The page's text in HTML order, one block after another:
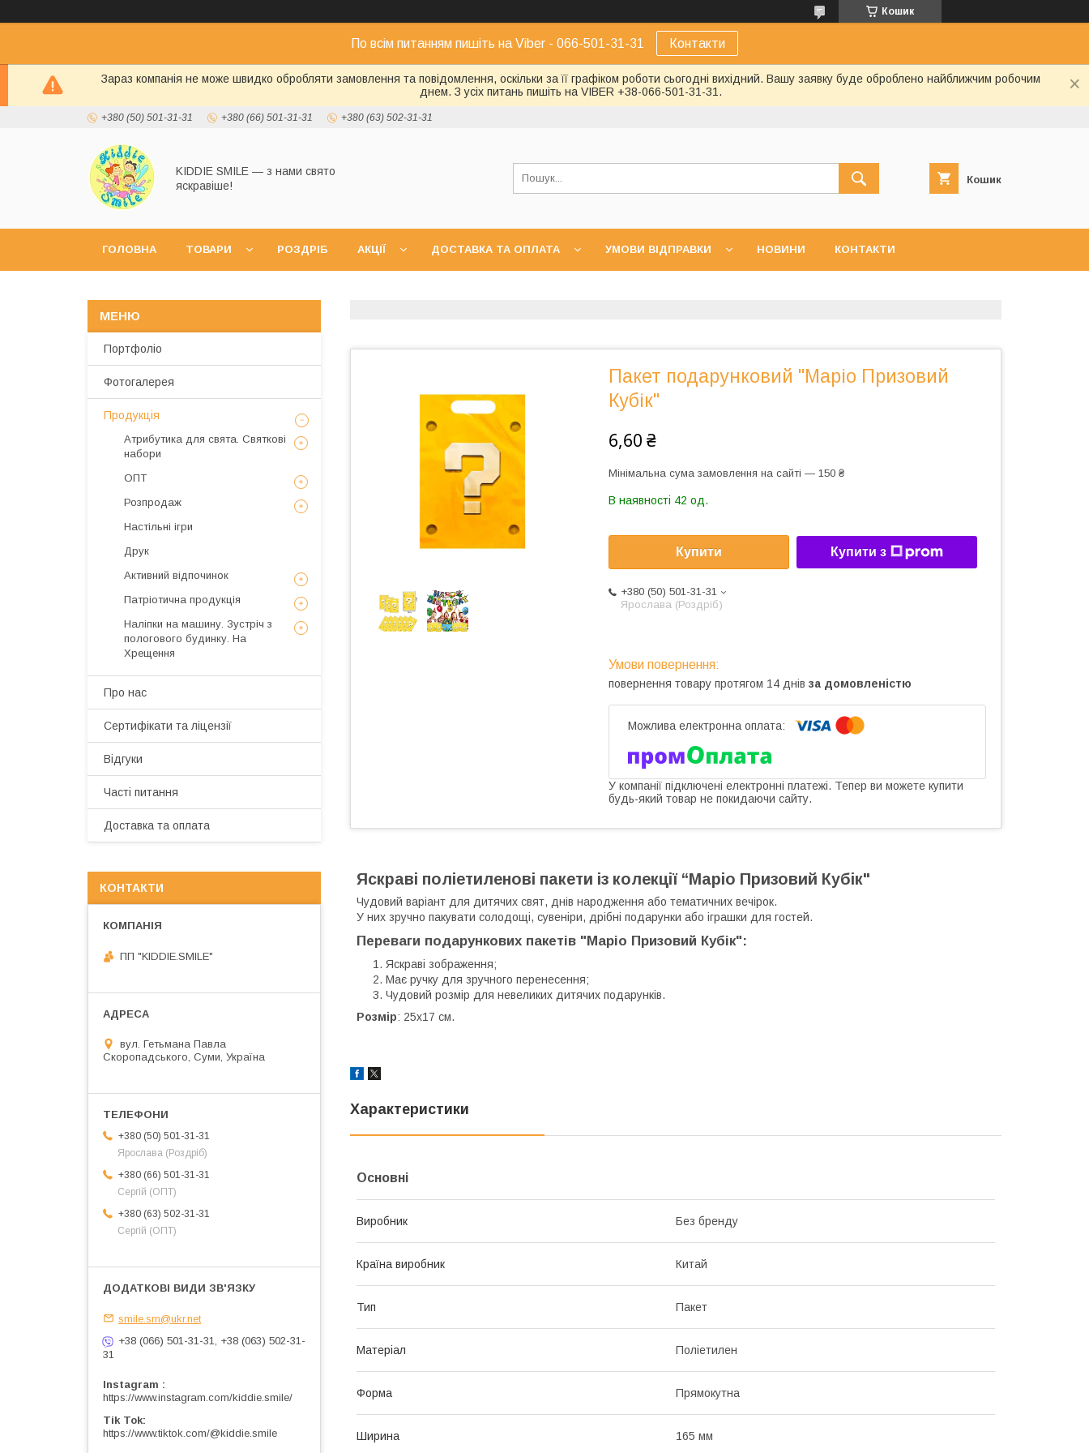
Кошик
По всім питанням пишіть на Viber - 066-501-31-31 Контакти
Зараз компанія не може швидко обробляти замовлення та повідомлення, оскільки за її графіком роботи сьогодні вихідний. Вашу заявку буде оброблено найближчим робочим
днем. З усіх питань пишіть на VIBER +38-066-501-31-31.
+380 (50) 501-31-31 +380 (66) 501-31-31 +380 (63) 502-31-31
KIDDIE SMILE — з нами свято
яскравіше!
Кошик
ГОЛОВНА ТОВАРИ РОЗДРІБ АКЦІЇ ДОСТАВКА ТА ОПЛАТА УМОВИ ВІДПРАВКИ НОВИНИ КОНТАКТИ
Пакет подарунковий "Маріо Призовий
Кубік"
6,60 ₴
Мінімальна сума замовлення на сайті — 150 ₴
В наявності 42 од.
Купити Купити з
+380 (50) 501-31-31
Ярослава (Роздріб)
повернення товару протягом 14 днів за домовленістю
У компанії підключені електронні платежі. Тепер ви можете купити
будь-який товар не покидаючи сайту.
Яскраві поліетиленові пакети із колекції “Маріо Призовий Кубік"
Чудовий варіант для дитячих свят, днів народження або тематичних вечірок.
У них зручно пакувати солодощі, сувеніри, дрібні подарунки або іграшки для гостей.
Переваги подарункових пакетів "Маріо Призовий Кубік":
Яскраві зображення;
Має ручку для зручного перенесення;
Чудовий розмір для невеликих дитячих подарунків.
Розмір: 25x17 см.
Характеристики
Основні
Виробник Без бренду
Країна виробник Китай
Тип Пакет
Матеріал Поліетилен
Форма Прямокутна
Ширина 165 мм
Портфоліо
Фотогалерея
Продукція
Атрибутика для свята. Святкові
набори
ОПТ
Розпродаж
Настільні ігри
Друк
Активний відпочинок
Патріотична продукція
Наліпки на машину. Зустріч з
пологового будинку. На
Хрещення
Про нас
Сертифікати та ліцензії
Відгуки
Часті питання
Доставка та оплата
КОНТАКТИ
ПП "KIDDIE.SMILE"
вул. Гетьмана Павла
Скоропадського, Суми, Україна
+380 (50) 501-31-31
Ярослава (Роздріб)
+380 (66) 501-31-31
Сергій (ОПТ)
+380 (63) 502-31-31
Сергій (ОПТ)
smile.sm@ukr.net
+38 (066) 501-31-31, +38 (063) 502-31-
31
Instagram
https://www.instagram.com/kiddie.smile/
Tik Tok
https://www.tiktok.com/@kiddie.smile